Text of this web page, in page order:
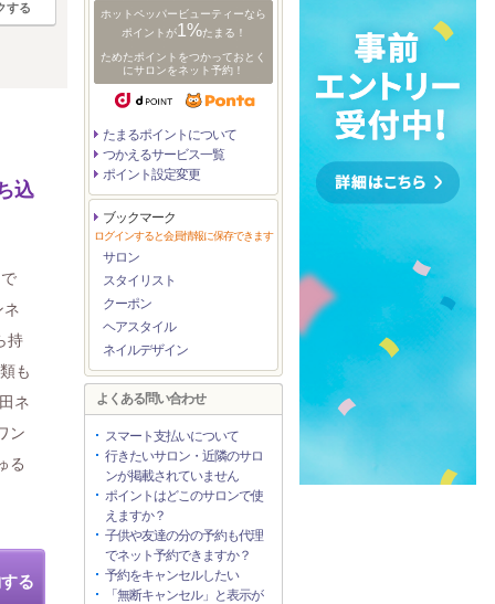
する
込
ネ
持
も
ネ
ン
る
る
ホットペッパービューティーなら
ポイントが1%たまる！
ためたポイントをつかっておとく
にサロンをネット予約！
たまるポイントについて
つかえるサービス一覧
ポイント設定変更
ブックマーク
ログインすると会員情報に保存できます
サロン
スタイリスト
クーポン
ヘアスタイル
ネイルデザイン
よくある問い合わせ
スマート支払いについて
行きたいサロン・近隣のサロ
ンが掲載されていません
ポイントはどこのサロンで使
えますか？
子供や友達の分の予約も代理
でネット予約できますか？
予約をキャンセルしたい
「無断キャンセル」と表示が